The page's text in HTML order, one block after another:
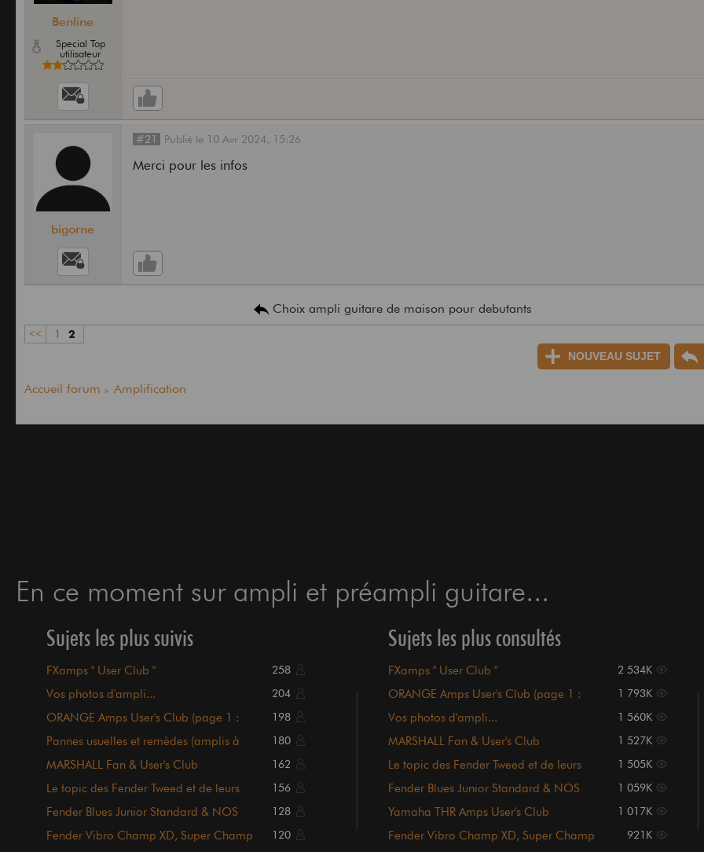
Benline
Special Top
utilisateur
bigorne
#21 Publié le 10 Avr 2024, 15:26
Merci pour les infos
Choix ampli guitare de maison pour debutants
<< 1
2
NOUVEAU SUJET
Accueil forum Amplification
En ce moment sur ampli et préampli guitare...
Sujets les plus suivis
FXamps " User Club " 258
Vos photos d'ampli... 204
ORANGE Amps User's Club (page 1 :
198
Pannes usuelles et remèdes (amplis à
180
MARSHALL Fan & User's Club 162
Le topic des Fender Tweed et de leurs
156
Fender Blues Junior Standard & NOS
128
Fender Vibro Champ XD, Super Champ
120
Sujets les plus consultés
FXamps " User Club " 2 534K
ORANGE Amps User's Club (page 1 :
1 793K
Vos photos d'ampli... 1 560K
MARSHALL Fan & User's Club 1 527K
Le topic des Fender Tweed et de leurs
1 505K
Fender Blues Junior Standard & NOS
1 059K
Yamaha THR Amps User's Club 1 017K
Fender Vibro Champ XD, Super Champ
921K